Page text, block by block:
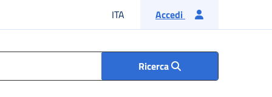
ITA Lingua italiana
Accedi
Ricerca